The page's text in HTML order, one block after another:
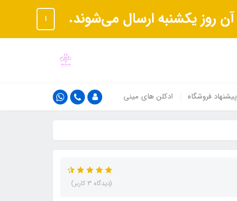
ا
پیشنهاد فروشگاه ادکلن های مینی
(دیدگاه 3 کاربر)